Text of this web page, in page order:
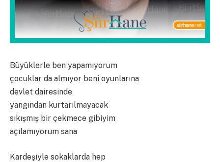
Büyüklerle ben yapamıyorum
çocuklar da almıyor beni oyunlarına
devlet dairesinde
yangından kurtarılmayacak
sıkışmış bir çekmece gibiyim
açılamıyorum sana
Kardeşiyle sokaklarda hep